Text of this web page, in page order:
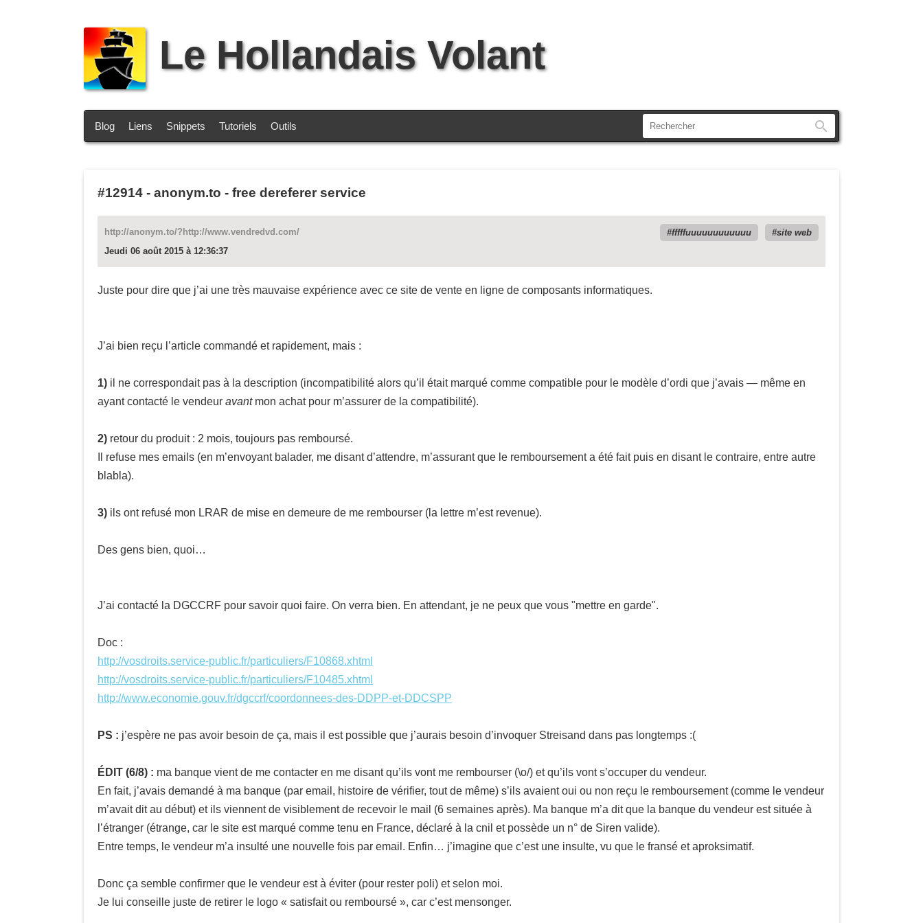
Le Hollandais Volant
Blog Liens Snippets Tutoriels Outils
#12914 - anonym.to - free dereferer service
http://anonym.to/?http://www.vendredvd.com/ fffffuuuuuuuuuuuu
site web
Jeudi 06 août 2015 à 12:36:37
Juste pour dire que j’ai une très mauvaise expérience avec ce site de vente en ligne de composants informatiques.
J’ai bien reçu l’article commandé et rapidement, mais :
1) il ne correspondait pas à la description (incompatibilité alors qu’il était marqué comme compatible pour le modèle d’ordi que j’avais — même en
ayant contacté le vendeur avantmon achat pour m’assurer de la compatibilité).
2) retour du produit : 2 mois, toujours pas remboursé.
Il refuse mes emails (en m’envoyant balader, me disant d’attendre, m’assurant que le remboursement a été fait puis en disant le contraire, entre autre
blabla).
3) ils ont refusé mon LRAR de mise en demeure de me rembourser (la lettre m’est revenue).
Des gens bien, quoi…
J’ai contacté la DGCCRF pour savoir quoi faire. On verra bien. En attendant, je ne peux que vous "mettre en garde".
Doc :
http://vosdroits.service-public.fr/particuliers/F10868.xhtml
http://vosdroits.service-public.fr/particuliers/F10485.xhtml
http://www.economie.gouv.fr/dgccrf/coordonnees-des-DDPP-et-DDCSPP
PS : j’espère ne pas avoir besoin de ça, mais il est possible que j’aurais besoin d’invoquer Streisand dans pas longtemps :(
ÉDIT (6/8) : ma banque vient de me contacter en me disant qu’ils vont me rembourser (\o/) et qu’ils vont s’occuper du vendeur.
En fait, j’avais demandé à ma banque (par email, histoire de vérifier, tout de même) s’ils avaient oui ou non reçu le remboursement (comme le vendeur
m’avait dit au début) et ils viennent de visiblement de recevoir le mail (6 semaines après). Ma banque m’a dit que la banque du vendeur est située à
l’étranger (étrange, car le site est marqué comme tenu en France, déclaré à la cnil et possède un n° de Siren valide).
Entre temps, le vendeur m’a insulté une nouvelle fois par email. Enfin… j’imagine que c’est une insulte, vu que le fransé et aproksimatif.
Donc ça semble confirmer que le vendeur est à éviter (pour rester poli) et selon moi.
Je lui conseille juste de retirer le logo « satisfait ou remboursé », car c’est mensonger.